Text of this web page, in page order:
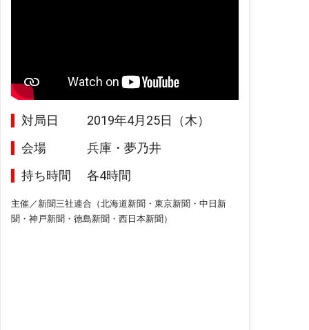
対局日
2019年4月25日（木）
会場
兵庫・夢乃井
持ち時間
各4時間
主催／新聞三社連合（北海道新聞・東京新聞・中日新
聞・神戸新聞・徳島新聞・西日本新聞）